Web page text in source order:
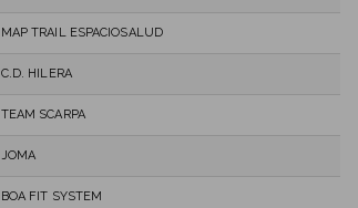
MAP TRAIL ESPACIOSALUD
C.D. HILERA
TEAM SCARPA
JOMA
BOA FIT SYSTEM